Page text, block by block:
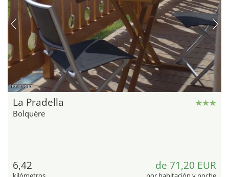
hotel.de
La Pradella
Bolquère
6,42 de 71,20 EUR